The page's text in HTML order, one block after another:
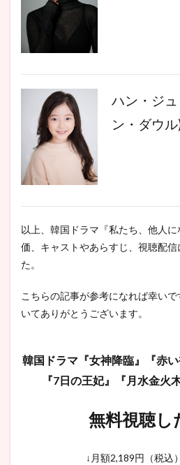
ハン・ジュ
ン・ダウル
以上、韓国ドラマ『私たち、他人
価、キャストやあらすじ、視聴配
た。
こちらの記事が参考になれば幸い
いてありがとうございます。
韓国ドラマ『女神降臨』『赤い
『7日の王妃』『月水金火
無料視聴し
↓月額2,189円（税込